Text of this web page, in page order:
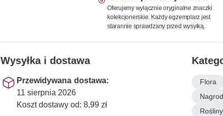
Oferujemy wyłącznie oryginalne znaczki
kolekcjonerskie. Każdy egzemplarz jest
starannie sprawdzany przed wysyłką.
Wysyłka i dostawa
Przewidywana dostawa:
11 sierpnia 2026
Koszt dostawy od: 8,99 zł
Flora